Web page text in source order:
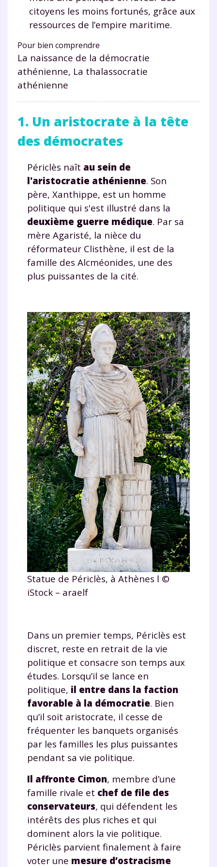
citoyens les moins fortunés, grâce aux
ressources de l’empire maritime.
Pour bien comprendre
La naissance de la démocratie
athénienne, La thalassocratie
athénienne
1. Un aristocrate à la tête
des démocrates
Périclès naît au sein de
l'aristocratie athénienne. Son
père, Xanthippe, est un homme
politique qui s'est illustré dans la
deuxième guerre médique. Par sa
mère Agaristé, la nièce du
réformateur Clisthène, il est de la
famille des Alcméonides, une des
plus puissantes de la cité.
Statue de Périclès, à Athènes ǀ ©
iStock – araelf
Dans un premier temps, Périclès est
discret, reste en retrait de la vie
politique et consacre son temps aux
études. Lorsqu’il se lance en
politique, il entre dans la faction
favorable à la démocratie. Bien
qu’il soit aristocrate, il cesse de
fréquenter les banquets organisés
par les familles les plus puissantes
pendant sa vie politique.
Il affronte Cimon, membre d’une
famille rivale et chef de file des
conservateurs, qui défendent les
intérêts des plus riches et qui
dominent alors la vie politique.
Périclès parvient finalement à faire
voter une mesure d’ostracisme